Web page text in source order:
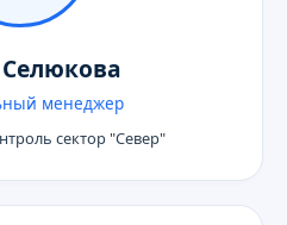
менеджер
сектор "Север"